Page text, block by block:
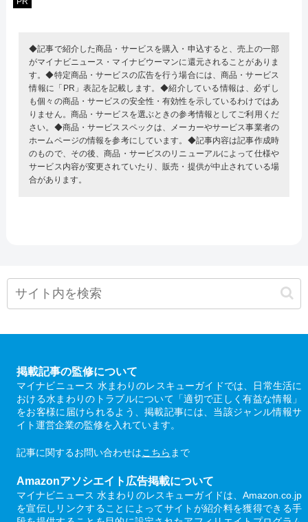
◆記事で紹介した商品・サービスを購入・申込すると、売上の一部
がマイナビニュース・マイナビウーマンに還元されることがありま
す。◆特定商品・サービスの広告を行う場合には、商品・サービス
情報に「PR」表記を記載します。◆紹介している情報は、必ずし
も個々の商品・サービスの安全性・有効性を示しているわけではあ
りません。商品・サービスを選ぶときの参考情報としてご利用くだ
さい。◆商品・サービススペックは、メーカーやサービス事業者の
ホームページの情報を参考にしています。◆記事内容は記事作成時
のもので、その後、商品・サービスのリニューアルによって仕様や
サービス内容が変更されていたり、販売・提供が中止されている場
合があります。
掲載記事の監修について
マイナビニュース 水まわりのレスキューガイドでは、日常生活に
おける水まわりのトラブルについて「適切で正しく有益な情報」
をお客様に届けられるよう、掲載記事には、当該ジャンル情報サ
イト運営企業の監修を入れています。
記事に関するお問い合わせはこちら まで
Amazonアソシエイト広告掲載について
マイナビニュース 水まわりのレスキューガイドは、Amazon.co.jp
を宣伝しリンクすることによってサイトが紹介料を獲得できる手